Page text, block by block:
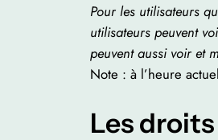
Pour les utilisateurs
utilisateurs peuvent
peuvent aussi voir et
Note : à l’heure
Les